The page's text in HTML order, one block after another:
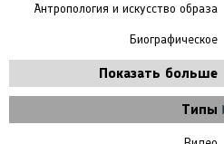
Антропология и искусство образа
Биографическое
Показать больше
Типы
Next